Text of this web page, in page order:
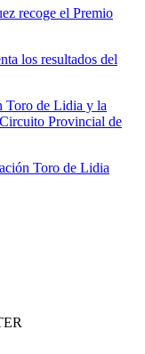
recoge el Premio
los resultados del
Toro de Lidia y la
Provincial de
Toro de Lidia